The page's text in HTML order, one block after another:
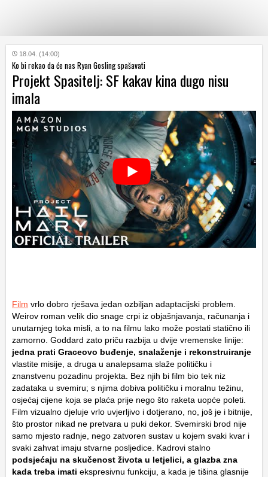
KATEGORIJE
HRVATSKI
WEB
18.04. (14:00)
Ko bi rekao da će nas Ryan Gosling spašavati
Projekt Spasitelj: SF kakav kina dugo nisu
imala
Film vrlo dobro rješava jedan ozbiljan adaptacijski problem.
Weirov roman velik dio snage crpi iz objašnjavanja, računanja i
unutarnjeg toka misli, a to na filmu lako može postati statično ili
zamorno. Goddard zato priču razbija u dvije vremenske linije:
jedna prati Graceovo buđenje, snalaženje i rekonstruiranje
vlastite misije, a druga u analepsama slaže političku i
znanstvenu pozadinu projekta. Bez njih bi film bio tek niz
zadataka u svemiru; s njima dobiva političku i moralnu težinu,
osjećaj cijene koja se plaća prije nego što raketa uopće poleti.
Film vizualno djeluje vrlo uvjerljivo i dotjerano, no, još je i bitnije,
što prostor nikad ne pretvara u puki dekor. Svemirski brod nije
samo mjesto radnje, nego zatvoren sustav u kojem svaki kvar i
svaki zahvat imaju stvarne posljedice. Kadrovi stalno
podsjećaju na skučenost života u letjelici, a glazba zna
kada treba imati ekspresivnu funkciju, a kada je tišina glasnije